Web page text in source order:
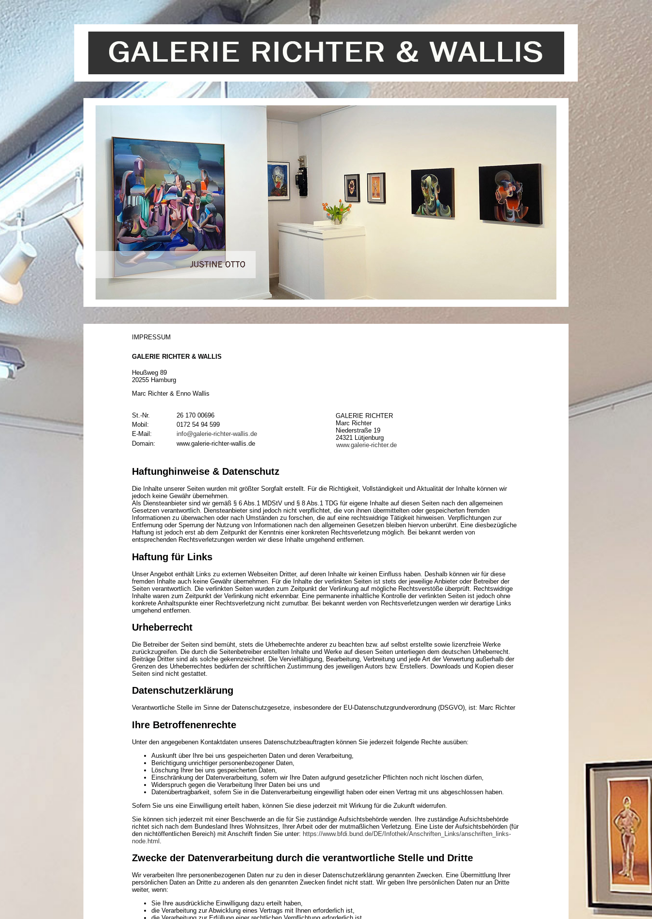
IMPRESSUM
GALERIE RICHTER & WALLIS
Heußweg 89
20255 Hamburg
Marc Richter & Enno Wallis
St.-Nr.
26 170 00696
Mobil:
0172 54 94 599
E-Mail:
info@galerie-richter-wallis.de
Domain:
www.galerie-richter-wallis.de
GALERIE RICHTER
Marc Richter
Niederstraße 19
24321 Lütjenburg
www.galerie-richter.de
Haftunghinweise & Datenschutz
Die Inhalte unserer Seiten wurden mit größter Sorgfalt erstellt. Für die Richtigkeit, Vollständigkeit und Aktualität der Inhalte können wir
jedoch keine Gewähr übernehmen.
Als Diensteanbieter sind wir gemäß § 6 Abs.1 MDStV und § 8 Abs.1 TDG für eigene Inhalte auf diesen Seiten nach den allgemeinen
Gesetzen verantwortlich. Diensteanbieter sind jedoch nicht verpflichtet, die von ihnen übermittelten oder gespeicherten fremden
Informationen zu überwachen oder nach Umständen zu forschen, die auf eine rechtswidrige Tätigkeit hinweisen. Verpflichtungen zur
Entfernung oder Sperrung der Nutzung von Informationen nach den allgemeinen Gesetzen bleiben hiervon unberührt. Eine diesbezügliche
Haftung ist jedoch erst ab dem Zeitpunkt der Kenntnis einer konkreten Rechtsverletzung möglich. Bei bekannt werden von
entsprechenden Rechtsverletzungen werden wir diese Inhalte umgehend entfernen.
Haftung für Links
Unser Angebot enthält Links zu externen Webseiten Dritter, auf deren Inhalte wir keinen Einfluss haben. Deshalb können wir für diese
fremden Inhalte auch keine Gewähr übernehmen. Für die Inhalte der verlinkten Seiten ist stets der jeweilige Anbieter oder Betreiber der
Seiten verantwortlich. Die verlinkten Seiten wurden zum Zeitpunkt der Verlinkung auf mögliche Rechtsverstöße überprüft. Rechtswidrige
Inhalte waren zum Zeitpunkt der Verlinkung nicht erkennbar. Eine permanente inhaltliche Kontrolle der verlinkten Seiten ist jedoch ohne
konkrete Anhaltspunkte einer Rechtsverletzung nicht zumutbar. Bei bekannt werden von Rechtsverletzungen werden wir derartige Links
umgehend entfernen.
Urheberrecht
Die Betreiber der Seiten sind bemüht, stets die Urheberrechte anderer zu beachten bzw. auf selbst erstellte sowie lizenzfreie Werke
zurückzugreifen. Die durch die Seitenbetreiber erstellten Inhalte und Werke auf diesen Seiten unterliegen dem deutschen Urheberrecht.
Beiträge Dritter sind als solche gekennzeichnet. Die Vervielfältigung, Bearbeitung, Verbreitung und jede Art der Verwertung außerhalb der
Grenzen des Urheberrechtes bedürfen der schriftlichen Zustimmung des jeweiligen Autors bzw. Erstellers. Downloads und Kopien dieser
Seiten sind nicht gestattet.
Datenschutzerklärung
Verantwortliche Stelle im Sinne der Datenschutzgesetze, insbesondere der EU-Datenschutzgrundverordnung (DSGVO), ist: Marc Richter
Ihre Betroffenenrechte
Unter den angegebenen Kontaktdaten unseres Datenschutzbeauftragten können Sie jederzeit folgende Rechte ausüben:
Auskunft über Ihre bei uns gespeicherten Daten und deren Verarbeitung,
Berichtigung unrichtiger personenbezogener Daten,
Löschung Ihrer bei uns gespeicherten Daten,
Einschränkung der Datenverarbeitung, sofern wir Ihre Daten aufgrund gesetzlicher Pflichten noch nicht löschen dürfen,
Widerspruch gegen die Verarbeitung Ihrer Daten bei uns und
Datenübertragbarkeit, sofern Sie in die Datenverarbeitung eingewilligt haben oder einen Vertrag mit uns abgeschlossen haben.
Sofern Sie uns eine Einwilligung erteilt haben, können Sie diese jederzeit mit Wirkung für die Zukunft widerrufen.
Sie können sich jederzeit mit einer Beschwerde an die für Sie zuständige Aufsichtsbehörde wenden. Ihre zuständige Aufsichtsbehörde
richtet sich nach dem Bundesland Ihres Wohnsitzes, Ihrer Arbeit oder der mutmaßlichen Verletzung. Eine Liste der Aufsichtsbehörden (für
den nichtöffentlichen Bereich) mit Anschrift finden Sie unter: https://www.bfdi.bund.de/DE/Infothek/Anschriften_Links/anschriften_links-
node.html
Zwecke der Datenverarbeitung durch die verantwortliche Stelle und Dritte
Wir verarbeiten Ihre personenbezogenen Daten nur zu den in dieser Datenschutzerklärung genannten Zwecken. Eine Übermittlung Ihrer
persönlichen Daten an Dritte zu anderen als den genannten Zwecken findet nicht statt. Wir geben Ihre persönlichen Daten nur an Dritte
weiter, wenn:
Sie Ihre ausdrückliche Einwilligung dazu erteilt haben,
die Verarbeitung zur Abwicklung eines Vertrags mit Ihnen erforderlich ist,